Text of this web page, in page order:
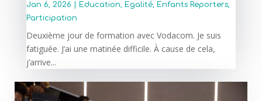
Jan 6, 2026 Education, Egalité, Enfants Reporters,
Participation
Deuxième jour de formation avec Vodacom. Je suis
fatiguée. J’ai une matinée difficile. À cause de cela,
j’arrive...